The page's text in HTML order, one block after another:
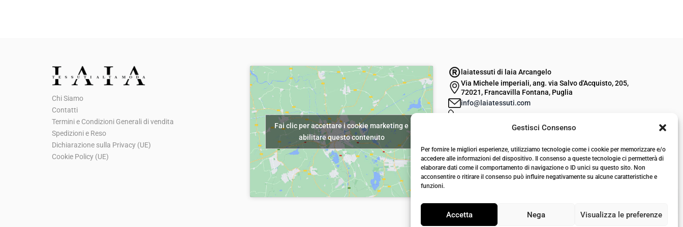
Gestisci Consenso
Per fornire le migliori esperienze, utilizziamo tecnologie come i cookie per memorizzare e/o
accedere alle informazioni del dispositivo. Il consenso a queste tecnologie ci permetterà di
elaborare dati come il comportamento di navigazione o ID unici su questo sito. Non
acconsentire o ritirare il consenso può influire negativamente su alcune caratteristiche e
funzioni.
Accetta Nega Visualizza le preferenze
o
o
r
n
a
a
l
e
Chi Siamo
Contatti
Termini e Condizioni Generali di vendita
Spedizioni e Reso
Dichiarazione sulla Privacy (UE)
Cookie Policy (UE)
Fai clic per accettare i cookie marketing e
abilitare questo contenuto
laiatessuti di laia Arcangelo
Via Michele imperiali, ang. via Salvo d'Acquisto, 205,
72021, Francavilla Fontana, Puglia
info@laiatessuti.com
P.IVA 02486100742